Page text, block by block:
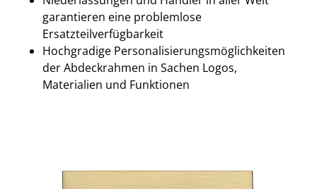
garantieren eine problemlose
Ersatzteilverfügbarkeit
Hochgradige Personalisierungsmöglichkeiten
der Abdeckrahmen in Sachen Logos,
Materialien und Funktionen